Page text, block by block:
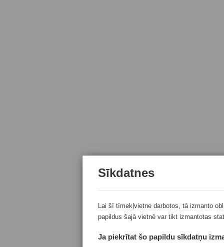
Sīkdatnes
Lai šī tīmekļvietne darbotos, tā izmanto
papildus šajā vietnē var tikt izmantotas
Ja piekrītat šo papildu sīkdatņu